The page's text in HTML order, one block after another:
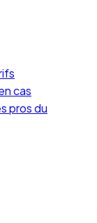
cas
pros du